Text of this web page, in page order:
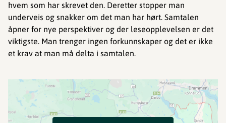
hvem som har skrevet den. Deretter stopper man
underveis og snakker om det man har hørt. Samtalen
åpner for nye perspektiver og der leseopplevelsen er det
viktigste. Man trenger ingen forkunnskaper og det er ikke
et krav at man må delta i samtalen.